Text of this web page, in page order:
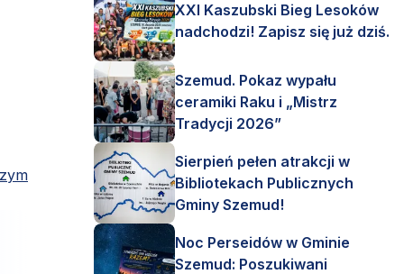
XXI Kaszubski Bieg Lesoków
nadchodzi! Zapisz się już dziś.
Szemud. Pokaz wypału
ceramiki Raku i „Mistrz
Tradycji 2026”
Sierpień pełen atrakcji w
Bibliotekach Publicznych
Gminy Szemud!
Noc Perseidów w Gminie
Szemud: Poszukiwani